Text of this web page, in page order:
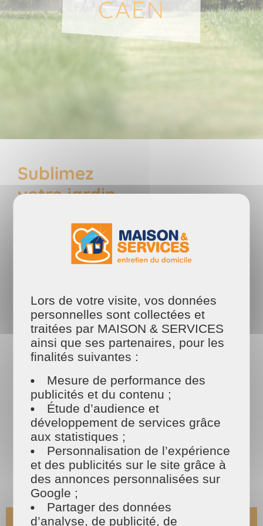
CAEN
Sublimez
votre jardin
services de l'un de nos jardiniers professionnels
à Caen. Retrouvez
Les tarifs
MAISON ET SERVICES
Lors de votre visite, vos données
personnelles sont collectées et
traitées par MAISON & SERVICES
ainsi que ses partenaires, pour les
finalités suivantes :
Mesure de performance des
publicités et du contenu ;
Étude d’audience et
développement de services grâce
aux statistiques ;
Personnalisation de l’expérience
et des publicités sur le site grâce à
des annonces personnalisées sur
Google ;
Partager des données
d’analyse, de publicité, de